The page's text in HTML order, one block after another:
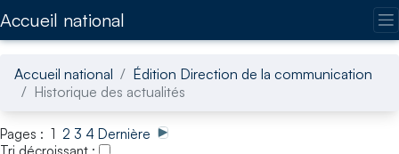
Accueil national
Accueil national
Édition Direction de la communication
Historique des actualités
Pages : 1 2 3 4 Dernière